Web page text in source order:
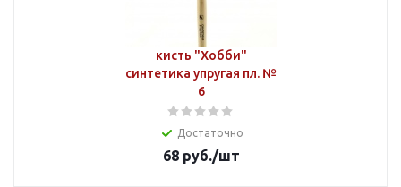
кисть "Хобби"
синтетика упругая пл. №
6
Достаточно
68руб./шт